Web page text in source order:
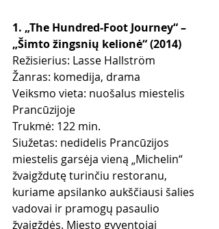
1. „The Hundred-Foot Journey“ –
„Šimto žingsnių kelionė“ (2014)
Režisierius: Lasse Hallström
Žanras: komedija, drama
Veiksmo vieta: nuošalus miestelis
Prancūzijoje
Trukmė: 122 min.
Siužetas: nedidelis Prancūzijos
miestelis garsėja vieną „Michelin“
žvaigždutę turinčiu restoranu,
kuriame apsilanko aukščiausi šalies
vadovai ir pramogų pasaulio
žvaigždės. Miesto gyventojai